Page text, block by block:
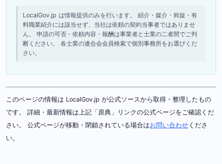
LocalGov.jp は情報提供のみを行います。 紹介・媒介・斡旋・有
料職業紹介には該当せず、当社は依頼の契約当事者ではありませ
ん。 申請の可否・依頼内容・報酬は事業者と士業の二者間でご判
断ください。 各士業の連合会会員検索で個別事務所をお選びくだ
さい。
このページの情報は LocalGov.jp が公式ソースから取得・整理したもの
です。 詳細・最新情報は上記「原典」リンクの公式ページをご確認くだ
さい。 公式ページが移動・閉鎖されている場合はお問い合わせ くださ
い。